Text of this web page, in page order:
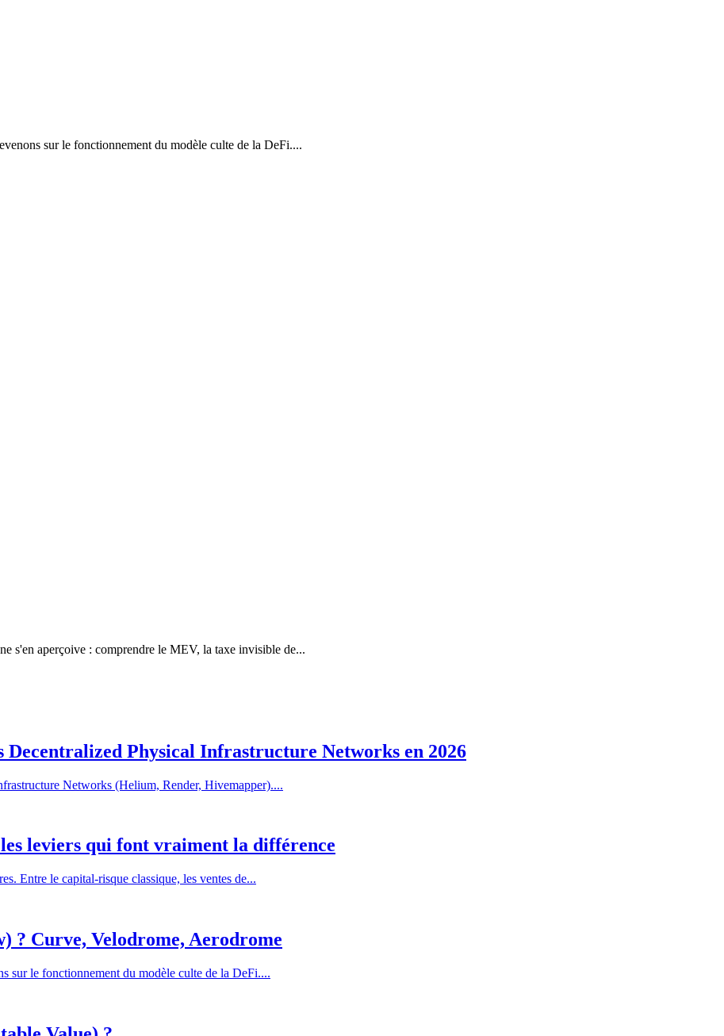
sur le fonctionnement du modèle culte de la DeFi....
s'en aperçoive : comprendre le MEV, la taxe invisible de...
Decentralized Physical Infrastructure Networks en 2026
Networks (Helium, Render, Hivemapper)....
leviers qui font vraiment la différence
Entre le capital-risque classique, les ventes de...
? Curve, Velodrome, Aerodrome
sur le fonctionnement du modèle culte de la DeFi....